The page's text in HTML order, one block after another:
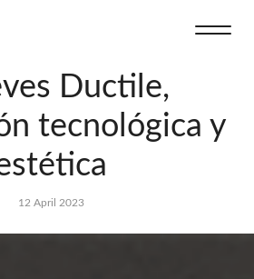
Ductile,
tecnológica y
12 April 2023